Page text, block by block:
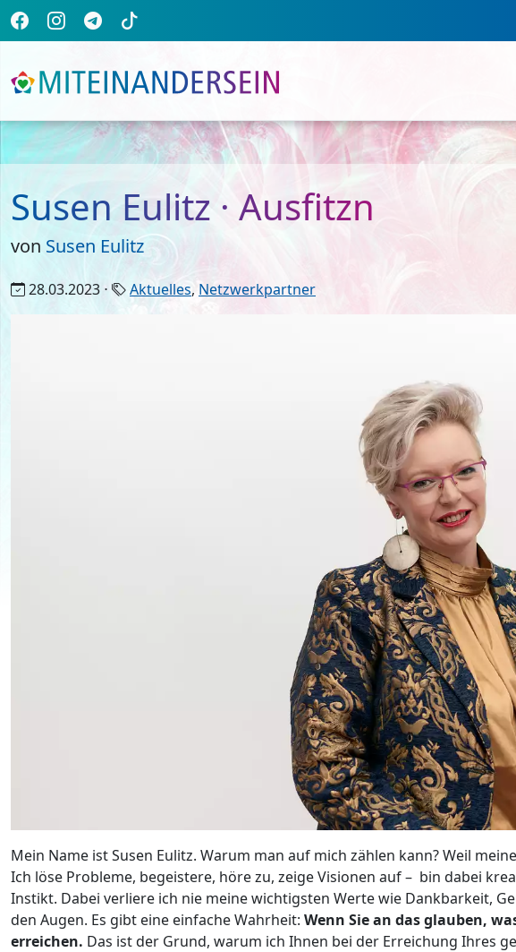
Susen Eulitz · Ausfitzn
von Susen Eulitz
28.03.2023 ⋅ Aktuelles, Netzwerkpartner
Mein Name ist Susen Eulitz. Warum man auf mich zählen kann? Weil
Ich löse Probleme, begeistere, höre zu, zeige Visionen auf – bin dabei
Instikt. Dabei verliere ich nie meine wichtigsten Werte wie Dankbarkeit,
den Augen. Es gibt eine einfache Wahrheit: Wenn Sie an das glauben,
erreichen. Das ist der Grund, warum ich Ihnen bei der Erreichung Ihres